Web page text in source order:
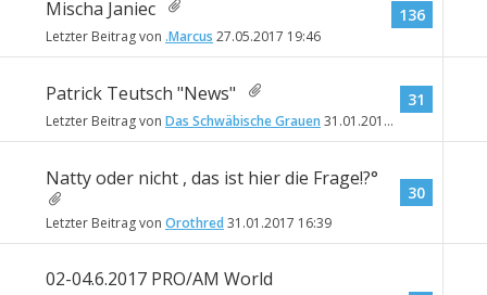
Mischa Janiec
Letzter Beitrag von .Marcus 27.05.2017 19:46
136
Patrick Teutsch "News"
Letzter Beitrag von Das Schwäbische Grauen 31.01.2017
31
Natty oder nicht , das ist hier die Frage!?°
Letzter Beitrag von Orothred 31.01.2017 16:39
30
02-04.6.2017 PRO/AM World